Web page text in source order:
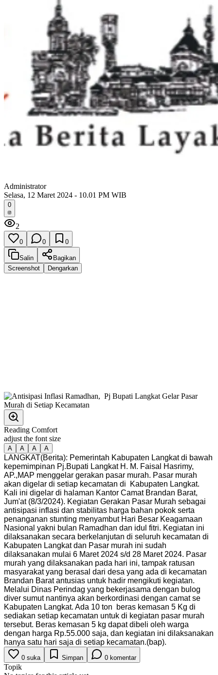
Administrator
Selasa, 12 Maret 2024 - 10.01 PM WIB
0
2
0 0 0
Salin
Bagikan
Screenshot
Dengarkan
Reading Comfort
adjust the font size
A A A A
LANGKAT(Berita): Pemerintah Kabupaten Langkat di bawah
kepemimpinan Pj.Bupati Langkat H. M. Faisal Hasrimy,
AP.,MAP menggelar gerakan pasar murah. Pasar murah
akan digelar di setiap kecamatan di Kabupaten Langkat.
Kali ini digelar di halaman Kantor Camat Brandan Barat,
Jum'at (8/3/2024). Kegiatan Gerakan Pasar Murah sebagai
antisipasi inflasi dan stabilitas harga bahan pokok serta
penanganan stunting menyambut Hari Besar Keagamaan
Nasional yakni bulan Ramadhan dan idul fitri. Kegiatan ini
dilaksanakan secara berkelanjutan di seluruh kecamatan di
Kabupaten Langkat dan Pasar murah ini sudah
dilaksanakan mulai 6 Maret 2024 s/d 28 Maret 2024. Pasar
murah yang dilaksanakan pada hari ini, tampak ratusan
masyarakat yang berasal dari desa yang ada di kecamatan
Brandan Barat antusias untuk hadir mengikuti kegiatan.
Melalui Dinas Perindag yang bekerjasama dengan bulog
diver sumut nantinya akan berkordinasi dengan camat se
Kabupaten Langkat. Ada 10 ton beras kemasan 5 Kg di
sediakan setiap kecamatan untuk di kegiatan pasar murah
tersebut. Beras kemasan 5 kg dapat dibeli oleh warga
dengan harga Rp.55.000 saja, dan kegiatan ini dilaksanakan
hanya satu hari saja di setiap kecamatan.(bap).
0 suka Simpan 0 komentar
Topik